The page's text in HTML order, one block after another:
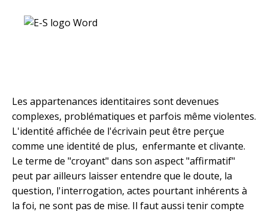
Les appartenances identitaires sont devenues
complexes, problématiques et parfois même violentes.
L'identité affichée de l'écrivain peut être perçue
comme une identité de plus, enfermante et clivante.
Le terme de "croyant" dans son aspect "affirmatif"
peut par ailleurs laisser entendre que le doute, la
question, l'interrogation, actes pourtant inhérents à
la foi, ne sont pas de mise. Il faut aussi tenir compte